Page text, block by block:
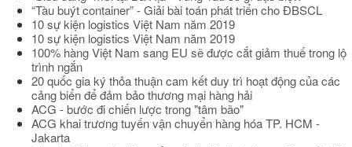
“Tàu buýt container” - Giải bài toán phát triển cho ĐBSCL
10 sự kiện logistics Việt Nam năm 2019
10 sự kiện logistics Việt Nam năm 2019
100% hàng Việt Nam sang EU sẽ được cắt giảm thuế trong lộ
trình ngắn
20 quốc gia ký thỏa thuận cam kết duy trì hoạt động của các
cảng biển để đảm bảo thương mại hàng hải
ACG - bước đi chiến lược trong "tâm bão"
ACG khai trương tuyến vận chuyển hàng hóa TP. HCM -
Jakarta